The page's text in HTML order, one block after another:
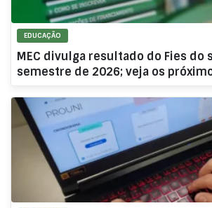
EDUCAÇÃO
MEC divulga resultado do Fies do
semestre de 2026; veja os